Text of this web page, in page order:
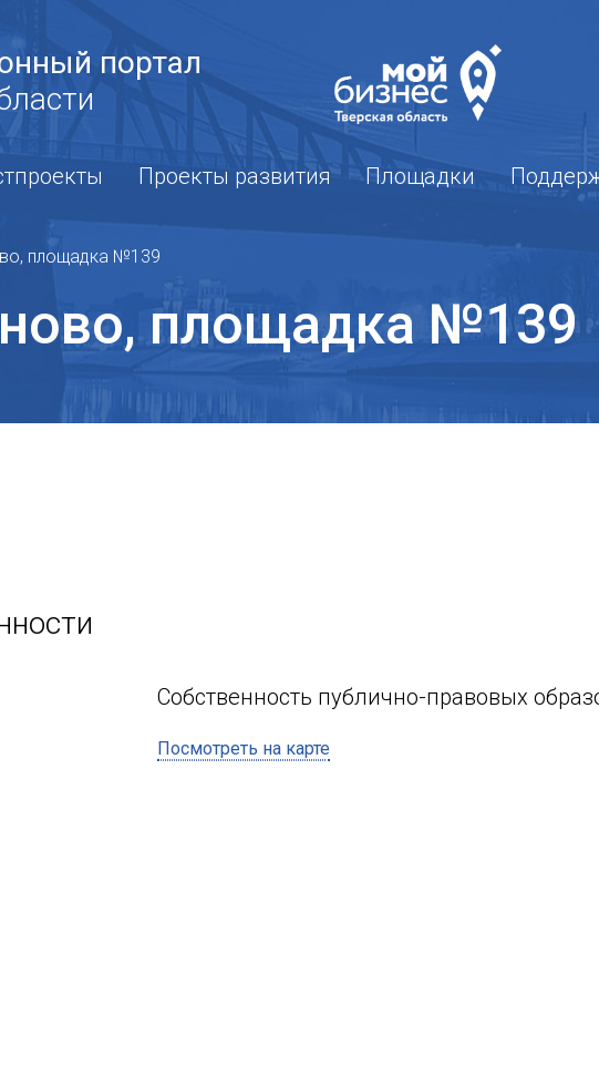
портал
Проекты развития Площадки
площадка №139
площадка №139
Собственность публично-правовых
Посмотреть на карте